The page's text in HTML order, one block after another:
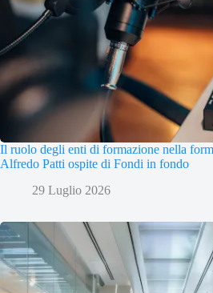
Il ruolo degli enti di formazione nella
Alfredo Patti ospite di Fondi in fondo
29 Luglio 2026